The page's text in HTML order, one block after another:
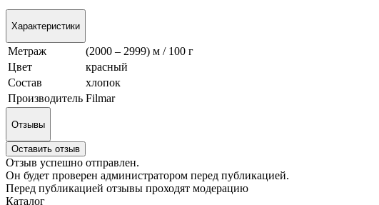
Характеристики
Метраж
(2000 – 2999) м / 100 г
Цвет
красный
Состав
хлопок
Производитель Filmar
Отзывы
Оставить отзыв
Отзыв успешно отправлен.
Он будет проверен администратором перед публикацией.
Перед публикацией отзывы проходят модерацию
Каталог